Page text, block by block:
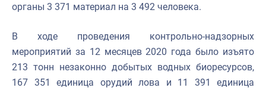
органы 3 371 материал на 3 492 человека.
В ходе проведения контрольно-надзорных
мероприятий за 12 месяцев 2020 года было изъято
213 тонн незаконно добытых водных биоресурсов,
167 351 единица орудий лова и 11 391 единица